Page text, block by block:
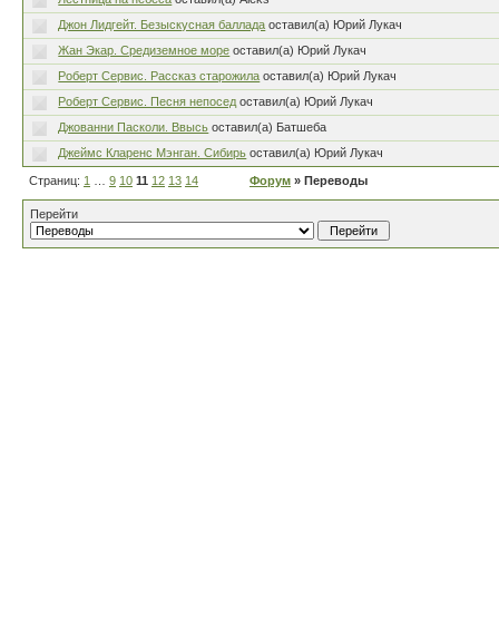
Джон Лидгейт. Безыскусная баллада оставил(а) Юрий Лукач
Жан Экар. Средиземное море оставил(а) Юрий Лукач
Роберт Сервис. Рассказ старожила оставил(а) Юрий Лукач
Роберт Сервис. Песня непосед оставил(а) Юрий Лукач
Джованни Пасколи. Ввысь оставил(а) Батшеба
Джеймс Кларенс Мэнган. Сибирь оставил(а) Юрий Лукач
Страниц: 1 9 10 11 12 13 14 Форум » Переводы
Перейти